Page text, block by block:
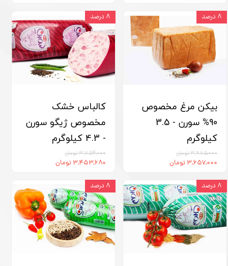
بیکن مرغ مخصوص
90% سورن - 3.5
کیلوگرم
۳,۹۷۵,۰۰۰ تومان
۳,۶۵۷,۰۰۰ تومان
۸ درصد
کالباس خشک
مخصوص ژیگو سورن
- 4.3 کیلوگرم
۳,۷۵۴,۰۰۰ تومان
۳,۴۵۳,۶۸۰ تومان
۸ درصد
۸ درصد ۸ درصد